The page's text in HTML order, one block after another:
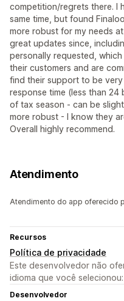
competition/regrets there. I
same time, but found
more robust for my needs
great updates since,
personally requested,
their customers and are
find their support to be
response time (less than
of tax season - can be
more robust - I know they
Overall highly recommend.
Atendimento
Atendimento do app oferecido
Recursos
Política de privacidade
Este desenvolvedor não
idioma que você
Desenvolvedor